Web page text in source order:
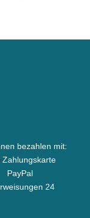
bezahlen mit:
Zahlungskarte
PayPal
24